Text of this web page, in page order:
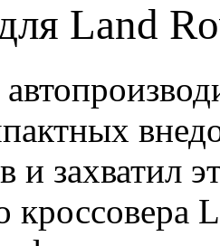
Land
и захватил
кроссовера